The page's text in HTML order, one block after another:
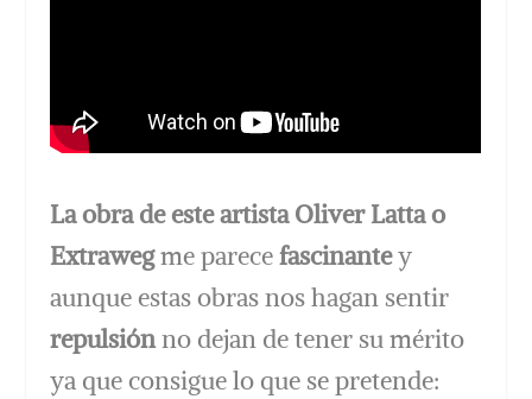
La obra de este artista Oliver Latta o
Extrawegme parecefascinantey
aunque estas obras nos hagan sentir
repulsiónno dejan de tener su mérito
ya que consigue lo que se pretende: